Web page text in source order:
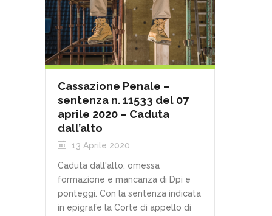
Cassazione Penale –
sentenza n. 11533 del 07
aprile 2020 – Caduta
dall’alto
13 Aprile 2020
Caduta dall'alto: omessa
formazione e mancanza di Dpi e
ponteggi. Con la sentenza indicata
in epigrafe la Corte di appello di